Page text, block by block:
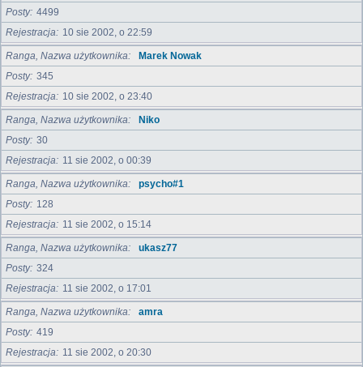
Posty 4499
Rejestracja
10 sie 2002, o 22:59
Ranga, Nazwa użytkownika
Marek Nowak
Posty 345
Rejestracja
10 sie 2002, o 23:40
Ranga, Nazwa użytkownika
Niko
Posty 30
Rejestracja
11 sie 2002, o 00:39
Ranga, Nazwa użytkownika
psycho#1
Posty
128
Rejestracja
11 sie 2002, o 15:14
Ranga, Nazwa użytkownika
ukasz77
Posty 324
Rejestracja
11 sie 2002, o 17:01
Ranga, Nazwa użytkownika
amra
Posty 419
Rejestracja
11 sie 2002, o 20:30